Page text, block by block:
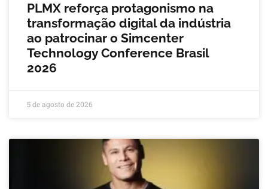
PLMX reforça protagonismo na
transformação digital da indústria
ao patrocinar o Simcenter
Technology Conference Brasil
2026
5 de agosto de 2026